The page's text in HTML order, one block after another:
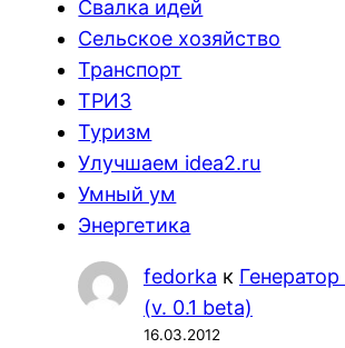
Свалка идей
Сельское хозяйство
Транспорт
ТРИЗ
Туризм
Улучшаем idea2.ru
Умный ум
Энергетика
fedorka к
(v. 0.1 beta)
16.03.2012